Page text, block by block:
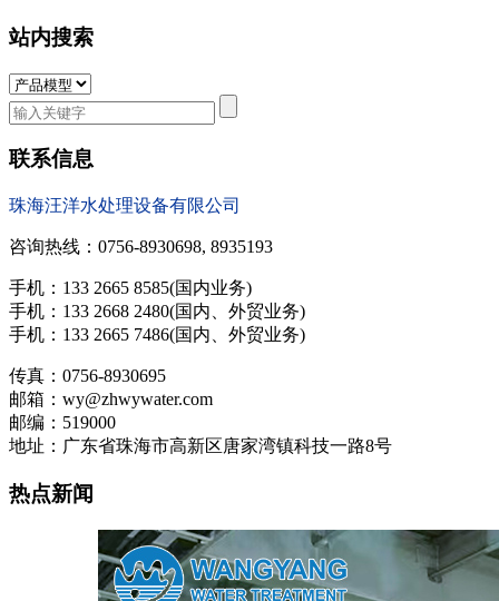
站内搜索
联系信息
珠海汪洋水处理设备有限公司
咨询热线：0756-8930698, 8935193
手机：133 2665 8585(国内业务)
手机：133 2668 2480(国内、外贸业务)
手机：133 2665 7486(国内、外贸业务)
传真：0756-8930695
邮箱：wy@zhwywater.com
邮编：519000
地址：广东省珠海市高新区唐家湾镇科技一路8号
热点新闻